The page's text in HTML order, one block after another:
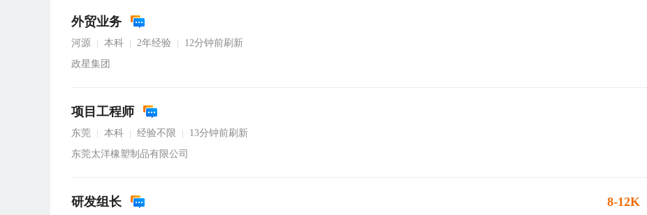
外贸业务
河源 本科 2年经验
12分钟前刷新
政星集团
项目工程师
东莞 本科 经验不限
13分钟前刷新
东莞太洋橡塑制品有限公司
研发组长 8-12K